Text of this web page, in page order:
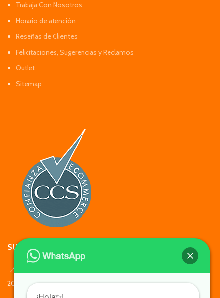
Trabaja Con Nosotros
Horario de atención
Reseñas de Clientes
Felicitaciones, Sugerencias y Reclamos
Outlet
Sitemap
SUCURSALES Y HORARIOS
📍Francisco Bilbao 2049, Providencia - Lunes a Viernes 10:00 –
20:00 Sábado, Domingo y Feriados 11:00 – 19:00
_______________________________